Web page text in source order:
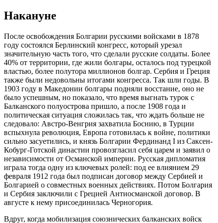
Накануне
После освобождения Болгарии русскими войсками в 1878
году состоялся Берлинский конгресс, который урезал
значительную часть того, что сделали русские солдаты. Более
40% от территории, где жили болгары, осталось под турецкой
властью, более полутора миллионов болгар. Сербия и Греция
также были недовольны итогами конгресса. Так шли годы. В
1903 году в Македонии болгары подняли восстание, оно не
было успешным, но показало, что время выгнать турок с
Балканского полуострова пришло, а после 1908 года и
политическая ситуация сложилась так, что ждать больше не
следовало: Австро-Венгрия захватила Боснию, в Турции
вспыхнула революция, Европа готовилась к войне, политики
сильно засуетились, и князь Болгарии Фердинанд I из Саксен-
Кобург-Готской династии провозгласил себя царем и заявил о
независимости от Османской империи. Русская дипломатия
играла тогда одну из ключевых ролей: под ее влиянием 29
февраля 1912 года был подписан договор между Сербией и
Болгарией о совместных военных действиях. Потом Болгария
и Сербия заключили с Грецией Антиосманской договор. В
августе к нему присоединилась Черногория.
Вдруг, когда мобилизация союзнических балканских войск